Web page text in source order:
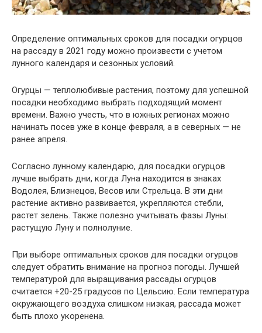
Определение оптимальных сроков для посадки огурцов
на рассаду в 2021 году можно произвести с учетом
лунного календаря и сезонных условий.
Огурцы — теплолюбивые растения, поэтому для успешной
посадки необходимо выбрать подходящий момент
времени. Важно учесть, что в южных регионах можно
начинать посев уже в конце февраля, а в северных — не
ранее апреля.
Согласно лунному календарю, для посадки огурцов
лучше выбрать дни, когда Луна находится в знаках
Водолея, Близнецов, Весов или Стрельца. В эти дни
растение активно развивается, укрепляются стебли,
растет зелень. Также полезно учитывать фазы Луны:
растущую Луну и полнолуние.
При выборе оптимальных сроков для посадки огурцов
следует обратить внимание на прогноз погоды. Лучшей
температурой для выращивания рассады огурцов
считается +20-25 градусов по Цельсию. Если температура
окружающего воздуха слишком низкая, рассада может
быть плохо укоренена.